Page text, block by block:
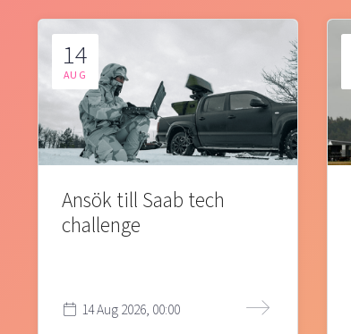
14
AUG
Ansök till Saab tech
challenge
14 Aug 2026, 00:00